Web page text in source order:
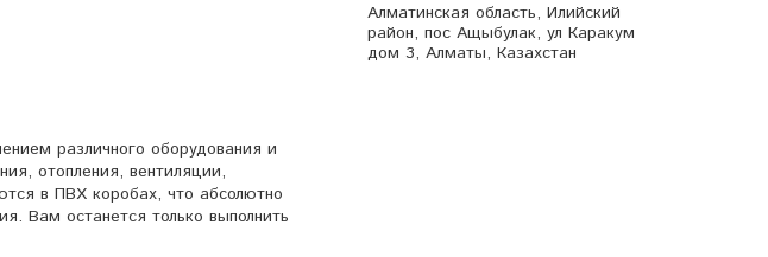
Алматинская область, Илийский
район, пос Ащыбулак, ул Каракум
дом 3, Алматы, Казахстан
различного оборудования и
отопления, вентиляции,
в ПВХ коробах, что абсолютно
Вам останется только выполнить